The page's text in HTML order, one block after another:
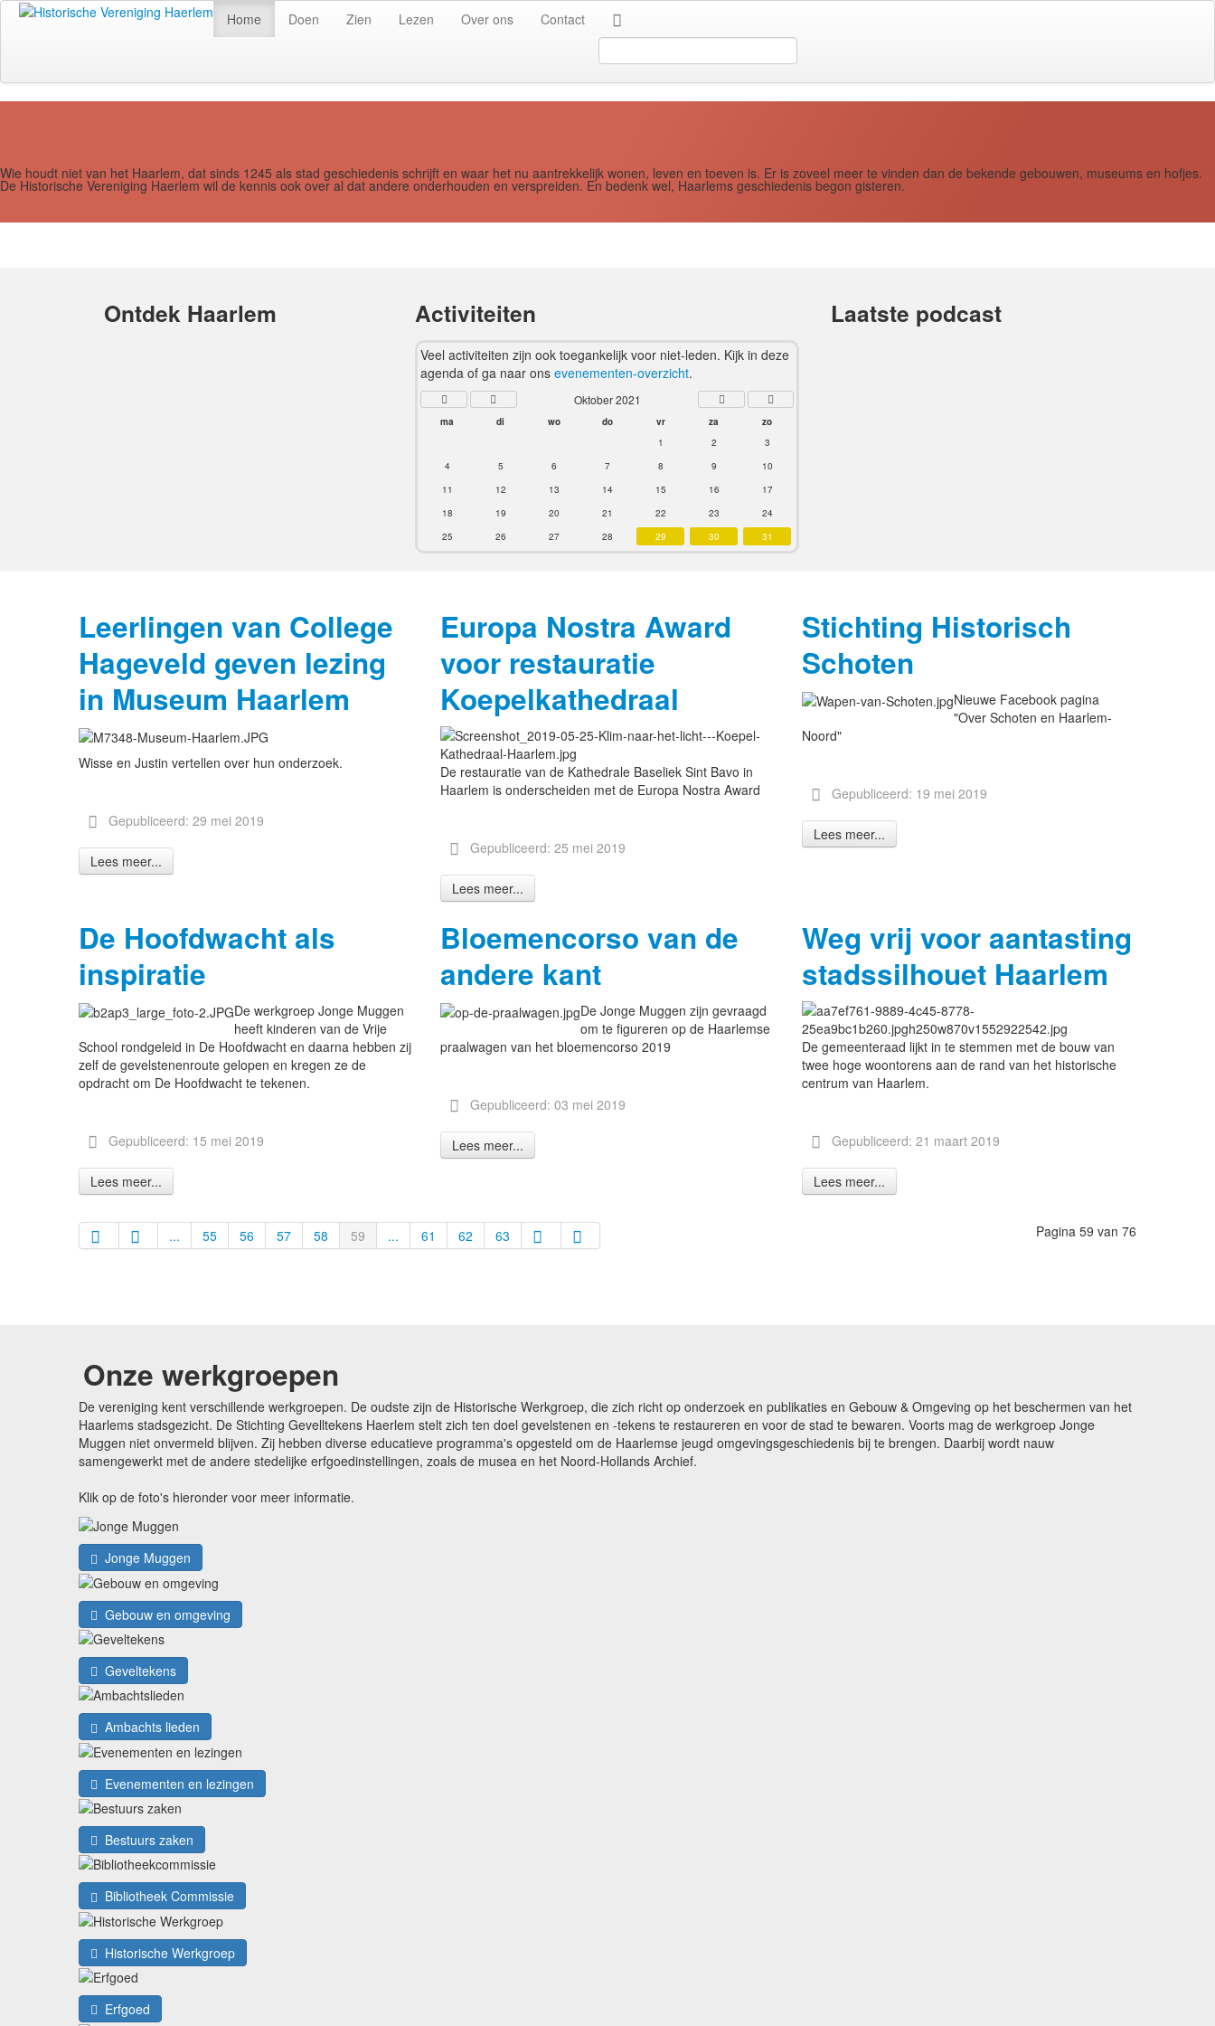
Home Doen Zien Lezen Over ons
Contact
...
Wie houdt niet van het Haarlem, dat sinds 1245 als stad geschiedenis schrijft en waar het nu aantrekkelijk wonen, leven en toeven is. Er is zoveel meer te vinden dan de bekende gebouwen, museums en hofjes.
De Historische Vereniging Haerlem wil de kennis ook over al dat andere onderhouden en verspreiden. En bedenk wel, Haarlems geschiedenis begon gisteren.
Ontdek Haarlem Activiteiten
Veel activiteiten zijn ook toegankelijk voor niet-leden. Kijk in deze
agenda of ga naar onsevenementen-overzicht.
Oktober 2021
ma di wo do vr za
zo
1
2
3
4
5 6 7 8 9
10
11
12 13 14 15 16
17
18
19 20 21 22 23
24
25
26 27 28 29 30 31
Laatste podcast
Leerlingen van College
Hageveld geven lezing
in Museum Haarlem
Wisse en Justin vertellen over hun onderzoek.
Gepubliceerd: 29 mei 2019
Lees meer...
Europa Nostra Award
voor restauratie
Koepelkathedraal
De restauratie van de Kathedrale Baseliek Sint Bavo in
Haarlem is onderscheiden met de Europa Nostra Award
Gepubliceerd: 25 mei 2019
Lees meer...
Stichting Historisch
Schoten
Nieuwe Facebook pagina
"Over Schoten en Haarlem-
Noord"
Gepubliceerd: 19 mei 2019
Lees meer...
De Hoofdwacht als
inspiratie
De werkgroep Jonge Muggen
heeft kinderen van de Vrije
School rondgeleid in De Hoofdwacht en daarna hebben zij
zelf de gevelstenenroute gelopen en kregen ze de
opdracht om De Hoofdwacht te tekenen.
Gepubliceerd: 15 mei 2019
Lees meer...
Bloemencorso van de
andere kant
De Jonge Muggen zijn gevraagd
om te figureren op de Haarlemse
praalwagen van het bloemencorso 2019
Gepubliceerd: 03 mei 2019
Lees meer...
Weg vrij voor aantasting
stadssilhouet Haarlem
De gemeenteraad lijkt in te stemmen met de bouw van
twee hoge woontorens aan de rand van het historische
centrum van Haarlem.
Gepubliceerd: 21 maart 2019
Lees meer...
Pagina 59 van 76
... 55 56 57 58 59 ... 61 62 63
Onze werkgroepen
De vereniging kent verschillende werkgroepen. De oudste zijn de Historische Werkgroep, die zich richt op onderzoek en publikaties en Gebouw & Omgeving op het beschermen van het
Haarlems stadsgezicht. De Stichting Gevelltekens Haerlem stelt zich ten doel gevelstenen en -tekens te restaureren en voor de stad te bewaren. Voorts mag de werkgroep Jonge
Muggen niet onvermeld blijven. Zij hebben diverse educatieve programma's opgesteld om de Haarlemse jeugd omgevingsgeschiedenis bij te brengen. Daarbij wordt nauw
samengewerkt met de andere stedelijke erfgoedinstellingen, zoals de musea en het Noord-Hollands Archief.
Klik op de foto's hieronder voor meer informatie.
Jonge Muggen
Gebouw en omgeving
Geveltekens
Ambachts lieden
Evenementen en lezingen
Bestuurs zaken
Bibliotheek Commissie
Historische Werkgroep
Erfgoed